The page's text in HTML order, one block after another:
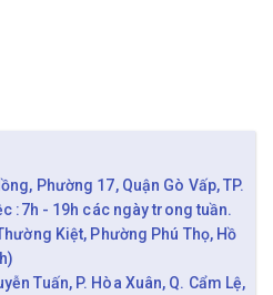
Phường 17, Quận Gò Vấp, TP.
:7h - 19h các ngày trong tuần.
Kiệt, Phường Phú Thọ, Hồ
Tuấn, P. Hòa Xuân, Q. Cẩm Lệ,